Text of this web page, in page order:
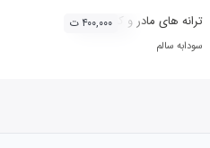
ترانه های مادر و کودک
سودابه سالم
۴۰۰,۰۰۰ ت